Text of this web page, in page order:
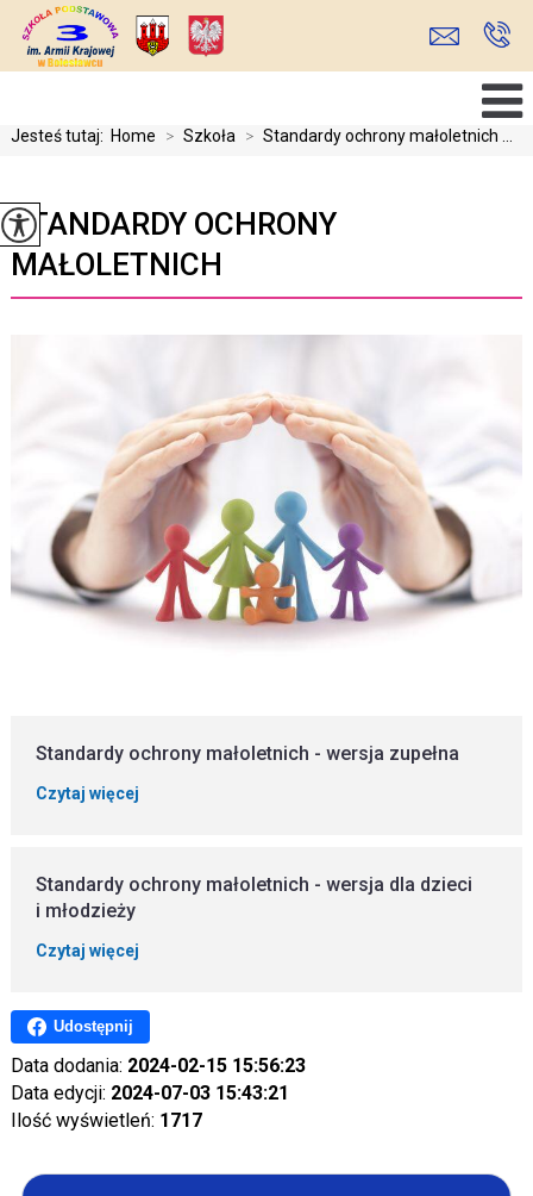
Jesteś tutaj: Home > Szkoła > Standardy ochrony małoletnich ...
STANDARDY OCHRONY
MAŁOLETNICH
Standardy ochrony małoletnich - wersja zupełna
Czytaj więcej
Standardy ochrony małoletnich - wersja dla dzieci
i młodzieży
Czytaj więcej
Udostępnij
Data dodania: 2024-02-15 15:56:23
Data edycji: 2024-07-03 15:43:21
Ilość wyświetleń: 1717